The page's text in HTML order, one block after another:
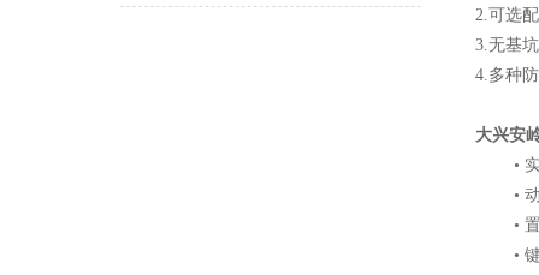
2.可选
3.无基
4.多种
大兴安
• 实
• 动
• 置
• 键